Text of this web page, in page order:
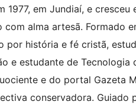
1977, em Jundiaí, e
com alma artesã. Formado
por história e fé cristã,
e estudante de
e do portal Gazeta
conservadora. Guiado